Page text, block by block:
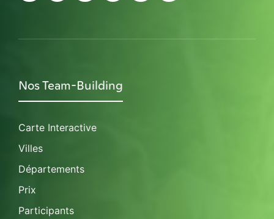
Nos Team-Building
Carte Interactive
Villes
Départements
Prix
Participants